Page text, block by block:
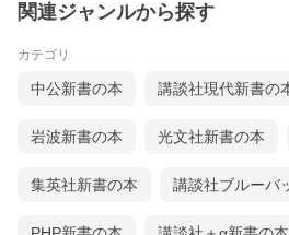
関連ジャンルから探す
カテゴリ
中公新書の本 講談社現代新書の
岩波新書の本 光文社新書の本
集英社新書の本 講談社ブルーバ